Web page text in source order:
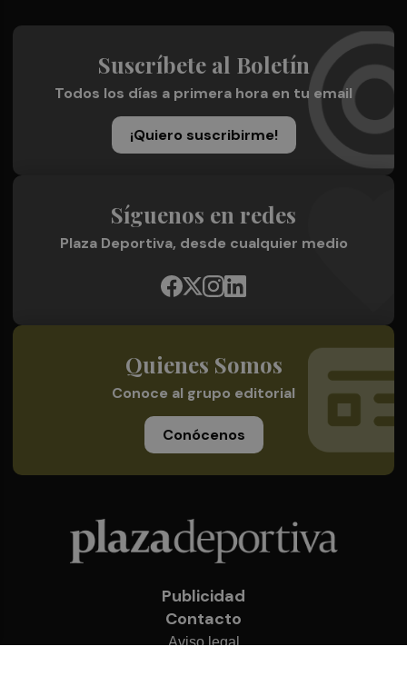
Suscríbete al Boletín
Todos los días a primera hora en tu email
¡Quiero suscribirme!
Síguenos en redes
Plaza Deportiva, desde cualquier medio
Quienes Somos
Conoce al grupo editorial
Conócenos
Publicidad
Contacto
Aviso legal